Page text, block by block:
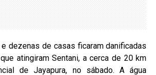
dezenas de casas ficaram danificadas
atingiram Sentani, a cerca de 20 km
de Jayapura, no sábado. A água